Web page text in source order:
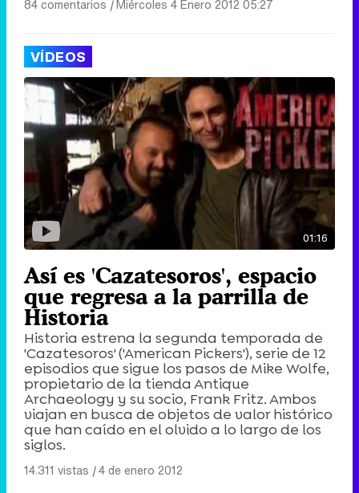
84 comentarios |Miércoles 4 Enero 2012 05:27
VÍDEOS
01:16
Así es 'Cazatesoros', espacio
que regresa a la parrilla de
Historia
Historia estrena la segunda temporada de
'Cazatesoros' ('American Pickers'), serie de 12
episodios que sigue los pasos de Mike Wolfe,
propietario de la tienda Antique
Archaeology y su socio, Frank Fritz. Ambos
viajan en busca de objetos de valor histórico
que han caído en el olvido a lo largo de los
siglos.
14.311 vistas |4 de enero 2012